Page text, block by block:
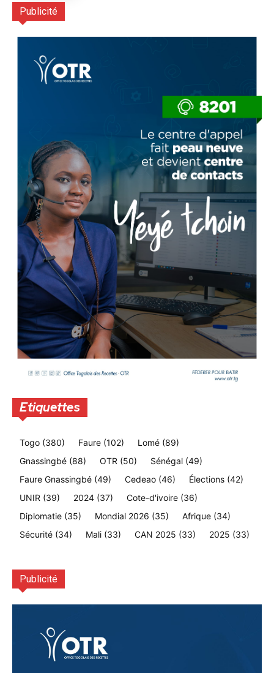
Publicité
Etiquettes
Togo (380) Faure (102) Lomé (89)
Gnassingbé (88) OTR (50) Sénégal (49)
Faure Gnassingbé (49) Cedeao (46) Élections (42)
UNIR (39) 2024 (37) Cote-d'ivoire (36)
Diplomatie (35) Mondial 2026 (35) Afrique (34)
Sécurité (34) Mali (33) CAN 2025 (33) 2025 (33)
Publicité